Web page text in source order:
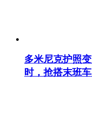
多米尼克护照
时，抢搭末班车